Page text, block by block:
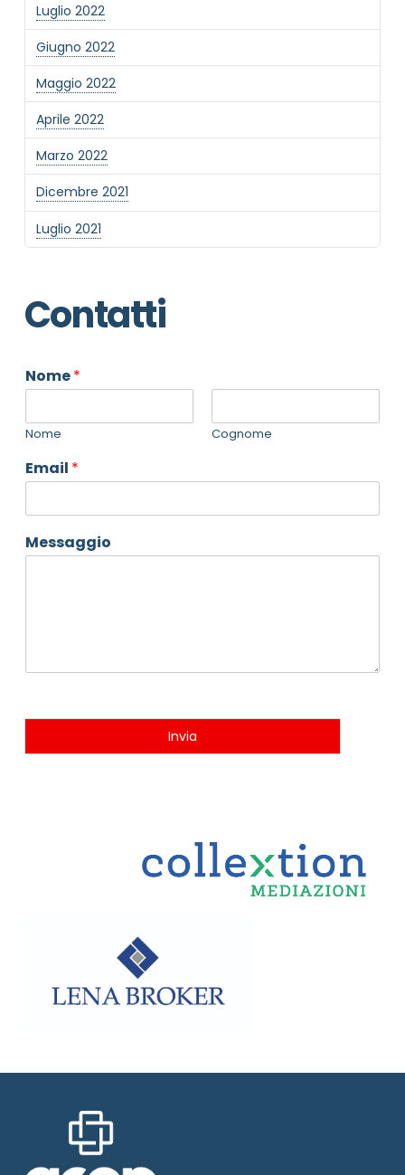
Luglio 2022
Giugno 2022
Maggio 2022
Aprile 2022
Marzo 2022
Dicembre 2021
Luglio 2021
Contatti
Nome*
Nome Cognome
Email *
Messaggio
Invia